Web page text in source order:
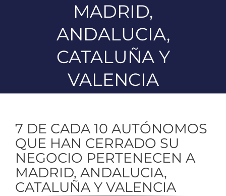
MADRID,
ANDALUCIA,
CATALUÑA Y
VALENCIA
7 DE CADA 10 AUTÓNOMOS
QUE HAN CERRADO SU
NEGOCIO PERTENECEN A
MADRID, ANDALUCIA,
CATALUÑA Y VALENCIA